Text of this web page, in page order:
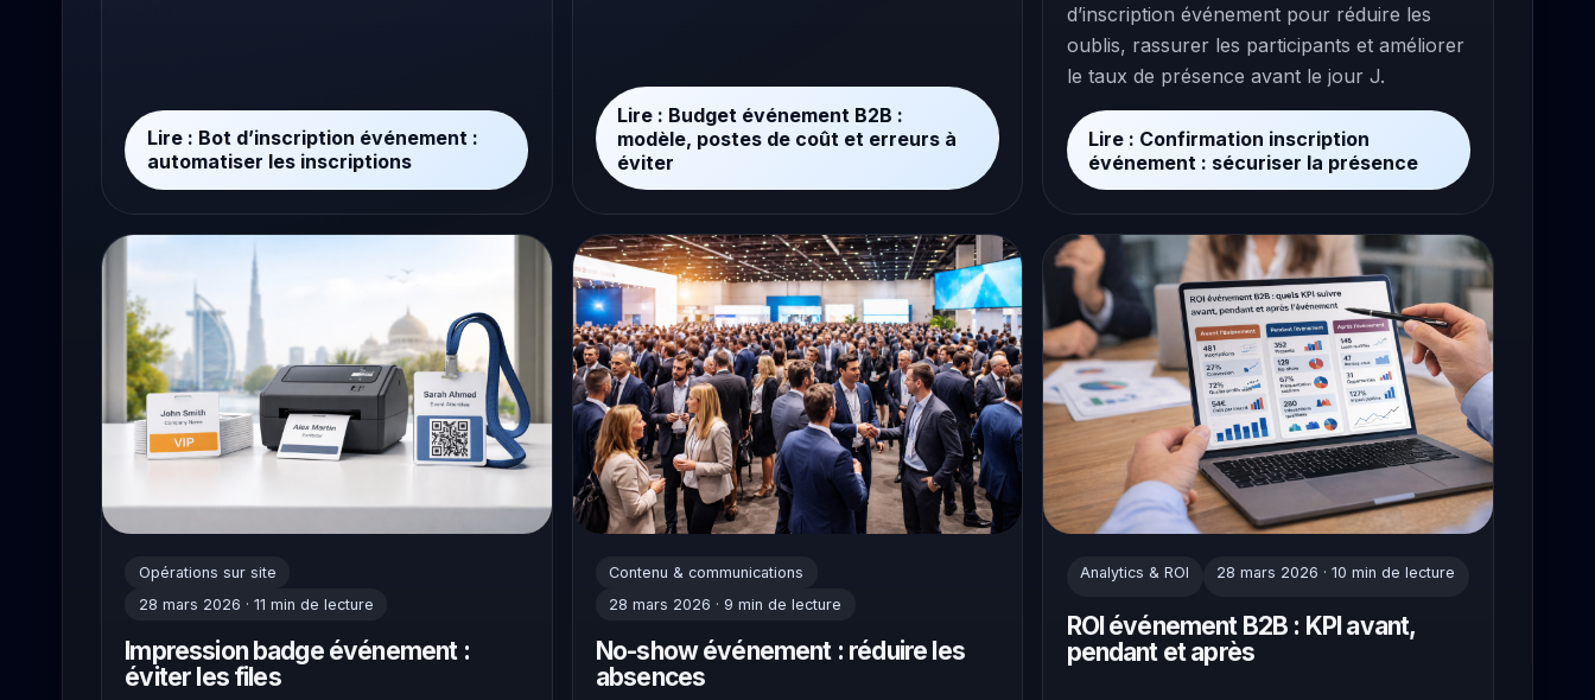
Lire : Bot d’inscription événement :
automatiser les inscriptions
Lire : Budget événement B2B :
modèle, postes de coût et erreurs à
éviter
d’inscription événement pour réduire les
oublis, rassurer les participants et améliorer
le taux de présence avant le jour J.
Lire : Confirmation inscription
événement : sécuriser la présence
Opérations sur site
28 mars 2026 · 11 min de lecture
Impression badge événement :
éviter les files
Contenu & communications
28 mars 2026 · 9 min de lecture
No-show événement : réduire les
absences
Analytics & ROI 28 mars 2026 · 10 min de lecture
ROI événement B2B : KPI avant,
pendant et après